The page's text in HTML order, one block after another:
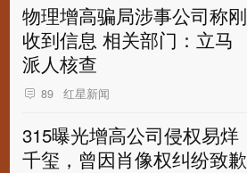
物理增高骗局涉事公司称刚
收到信息 相关部门：立马
派人核查
89 红星新闻
315曝光增高公司侵权易烊
千玺，曾因肖像权纠纷致歉